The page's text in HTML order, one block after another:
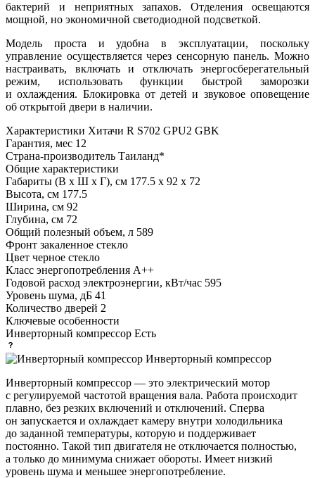
бактерий и неприятных запахов. Отделения освещаются
мощной, но экономичной светодиодной подсветкой.
Модель проста и удобна в эксплуатации, поскольку
управление осуществляется через сенсорную панель. Можно
настраивать, включать и отключать энергосберегательный
режим, использовать функции быстрой заморозки
и охлаждения. Блокировка от детей и звуковое оповещение
об открытой двери в наличии.
Характеристики Хитачи R S702 GPU2 GBK
Гарантия, мес 12
Страна-производитель Таиланд*
Общие характеристики
Габариты (В х Ш х Г), см 177.5 х 92 х 72
Высота, см 177.5
Ширина, см 92
Глубина, см 72
Общий полезный объем, л 589
Фронт закаленное стекло
Цвет черное стекло
Класс энергопотребления A++
Годовой расход электроэнергии, кВт/час 595
Уровень шума, дБ 41
Количество дверей 2
Ключевые особенности
Инверторный компрессор Есть
Инверторный компрессор
Инверторный компрессор — это электрический мотор
с регулируемой частотой вращения вала. Работа происходит
плавно, без резких включений и отключений. Сперва
он запускается и охлаждает камеру внутри холодильника
до заданной температуры, которую и поддерживает
постоянно. Такой тип двигателя не отключается полностью,
а только до минимума снижает обороты. Имеет низкий
уровень шума и меньшее энергопотребление.